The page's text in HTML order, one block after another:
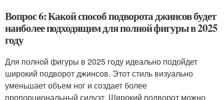
Вопрос 6: Какой способ подворота джинсов будет
наиболее подходящим для полной фигуры в 2025
году
Для полной фигуры в 2025 году идеально подойдет
широкий подворот джинсов. Этот стиль визуально
уменьшает объем ног и создает более
пропорциональный силуэт. Широкий подворот можно